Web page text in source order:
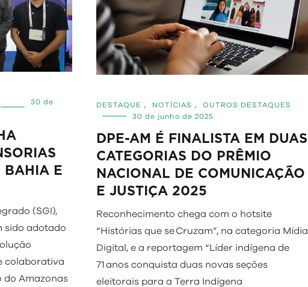
30 de
BAHIA E
(SGI),
sido adotado
colaborativa
do Amazonas
DESTAQUE , NOTÍCIAS ,
OUTROS DESTAQUES
30 de junho de 2025
DPE-AM É FINALISTA EM DUAS
CATEGORIAS DO PRÊMIO
NACIONAL DE COMUNICAÇÃO
E JUSTIÇA 2025
Reconhecimento chega com o hotsite
“Histórias que se Cruzam”, na categoria Mídia
Digital, e a reportagem “Líder indígena de
71 anos conquista duas novas seções
eleitorais para a Terra Indígena